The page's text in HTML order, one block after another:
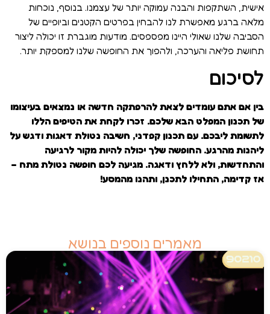
אישית, השתקפות והבנה עמוקה יותר של עצמנו. בנוסף, נוכחות
מלאה ברגע מאפשרת לנו להבחין בפרטים הקטנים וביופיים של
הסביבה שלנו שאולי היינו מפספסים. מודעות מוגברת זו יכולה ליצור
תחושת פליאה והערכה, ולהפוך את החופשה שלנו למספקת יותר.
לסיכום
בין אם אתם עומדים לצאת להרפתקה חדשה או נמצאים בעיצומו
של תכנון המפלט הבא שלכם. זכרו לקחת את הטיפים הללו
לתשומת ליבכם. עם תכנון קפדני, חשיבה נטולת דאגות ודגש על
ליהנות מהרגע. החופשה שלך יכולה להיות מקור לרגיעה
והתחדשות, ולא ללחץ ודאגה. מגיעה לכם חופשה נטולת מתח –
אז קדימה, התחילו לתכנן, ותהנו מהמסע!
מאמרים נוספים בנושא